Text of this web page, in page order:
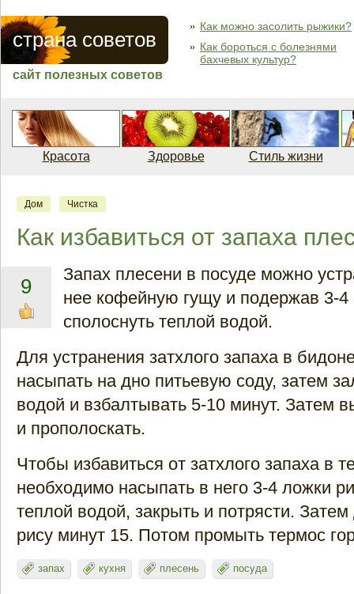
страна советов
сайт полезных советов
Как можно засолить рыжики?
Как бороться с болезнями
бахчевых культур?
Красота Здоровье Стиль жизни
Дом Чистка
Как избавиться от запаха
9
Запах плесени в посуде можно
нее кофейную гущу и подержав 3-4
сполоснуть теплой водой.
Для устранения затхлого запаха в
насыпать на дно питьевую соду, затем
водой и взбалтывать 5-10 минут. Затем
и прополоскать.
Чтобы избавиться от затхлого запаха в
необходимо насыпать в него 3-4 ложки
теплой водой, закрыть и потрясти. Затем
рису минут 15. Потом промыть термос
запах кухня плесень посуда